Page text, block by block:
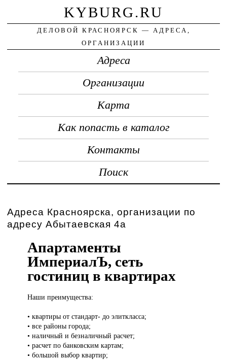
KYBURG.RU
ДЕЛОВОЙ КРАСНОЯРСК — АДРЕСА,
ОРГАНИЗАЦИИ
Адреса
Организации
Карта
Как попасть в каталог
Контакты
Поиск
Адреса Красноярска, организации по
адресу Абытаевская 4а
Апартаменты
ИмпериалЪ, сеть
гостиниц в квартирах
Наши преимущества:
• квартиры от стандарт- до элиткласса;
• все районы города;
• наличный и безналичный расчет;
• расчет по банковским картам;
• большой выбор квартир;